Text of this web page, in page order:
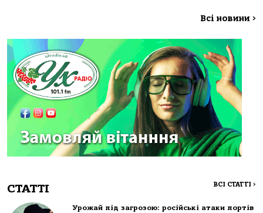
Всі новини >
СТАТТІ ВСІ СТАТТІ >
Урожай під загрозою: російські атаки портів